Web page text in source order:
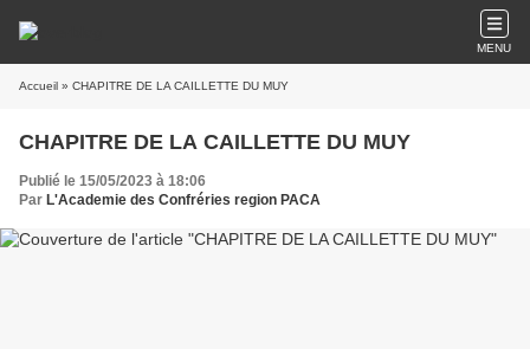
MENU
Accueil » CHAPITRE DE LA CAILLETTE DU MUY
CHAPITRE DE LA CAILLETTE DU MUY
Publié le 15/05/2023 à 18:06
Par L'Academie des Confréries region PACA